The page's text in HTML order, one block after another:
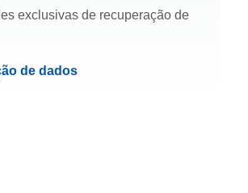
exclusivas de recuperação de
de dados